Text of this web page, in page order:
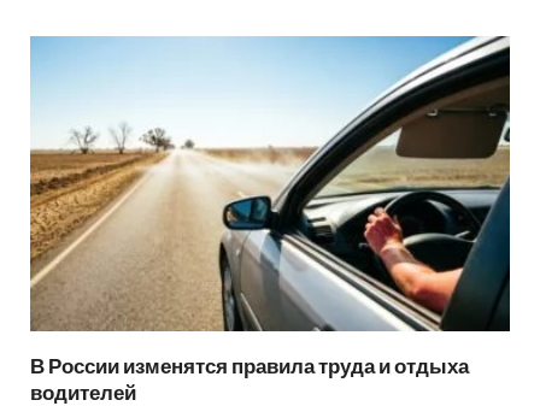
В России изменятся правила труда и отдыха
водителей